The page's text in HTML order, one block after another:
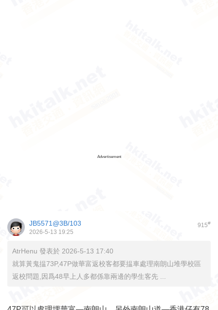
Advertisement
915#
JB5571@3B/103
2026-5-13 19:25
AtrHenu 發表於 2026-5-13 17:40
就算黃鬼揾73P,47P做華富返校客都要揾車處理南朗山堆學校區
返校問題,因爲48早上人多都係靠兩邊的學生客先 ...